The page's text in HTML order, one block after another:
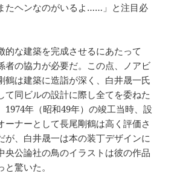
たヘンなのがいるよ……」と注目必
的な建築を完成させるにあたって
者の協力が必要だ。この点、ノアビ
鶴は建築に造詣が深く、白井晟一氏
て同ビルの設計に際し全てを委ねた
1974年（昭和49年）の竣工当時、設
ーナーとして長尾剛鶴は高く評価さ
が、白井晟一は本の装丁デザインに
央公論社の鳥のイラストは彼の作品
驚いた。